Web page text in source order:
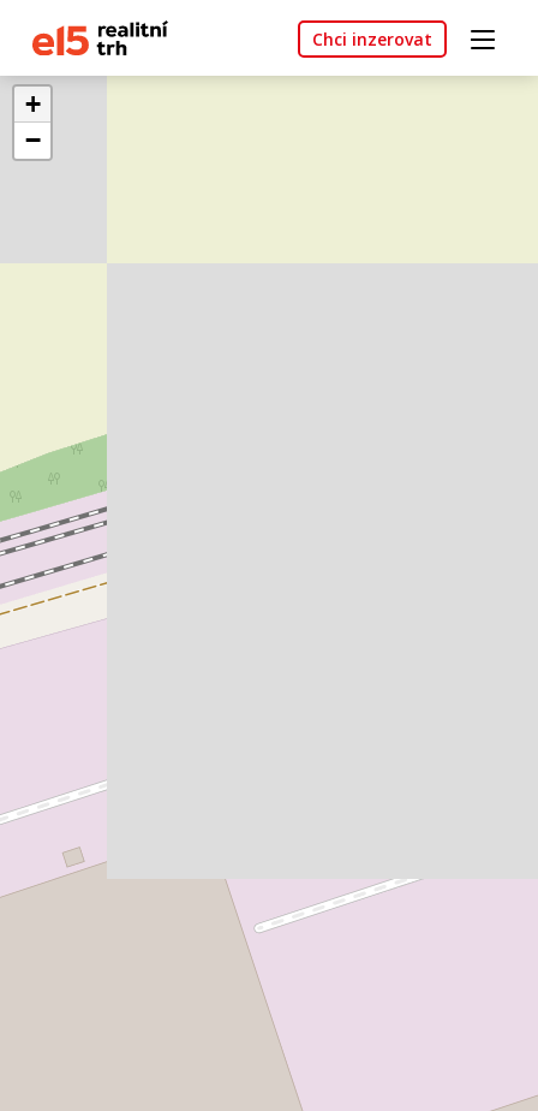
Chci inzerovat
+
−